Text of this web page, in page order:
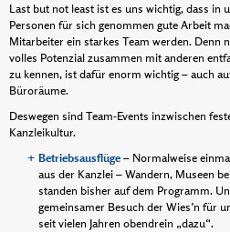
Last but not least ist es uns wichtig, dass in
Personen für sich genommen gute Arbeit
Mitarbeiter ein starkes Team werden. Denn
volles Potenzial zusammen mit anderen
zu kennen, ist dafür enorm wichtig – auch
Büroräume.
Deswegen sind Team-Events inzwischen
Kanzleikultur.
Betriebsausflüge– Normalweise
aus der Kanzlei – Wandern, Museen
standen bisher auf dem Programm.
gemeinsamer Besuch der Wies’n für
seit vielen Jahren obendrein „dazu“.